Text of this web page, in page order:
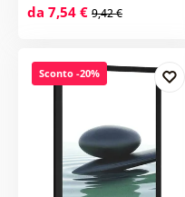
da 7,54 € 9,42 €
Sconto -20%